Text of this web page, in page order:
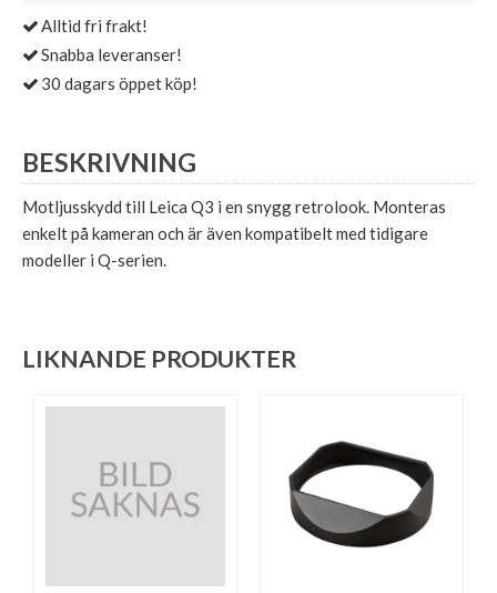
Alltid fri frakt!
Snabba leveranser!
30 dagars öppet köp!
BESKRIVNING
Motljusskydd till Leica Q3 i en snygg retrolook. Monteras
enkelt på kameran och är även kompatibelt med tidigare
modeller i Q-serien.
LIKNANDE PRODUKTER